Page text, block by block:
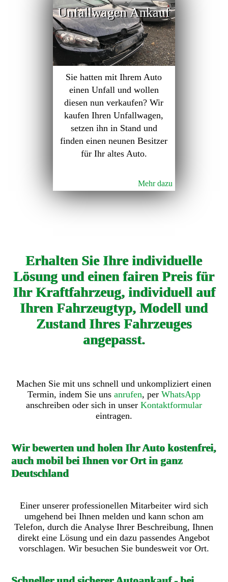
Unfallwagen Ankauf
Sie hatten mit Ihrem Auto
einen Unfall und wollen
diesen nun verkaufen? Wir
kaufen Ihren Unfallwagen,
setzen ihn in Stand und
finden einen neunen Besitzer
für Ihr altes Auto.
Mehr dazu
Erhalten Sie Ihre individuelle
Lösung und einen fairen Preis für
Ihr Kraftfahrzeug, individuell auf
Ihren Fahrzeugtyp, Modell und
Zustand Ihres Fahrzeuges
angepasst.
Machen Sie mit uns schnell und unkompliziert einen
Termin, indem Sie uns anrufen, per WhatsApp
anschreiben oder sich in unser Kontaktformular
eintragen.
Wir bewerten und holen Ihr Auto kostenfrei,
auch mobil bei Ihnen vor Ort in ganz
Deutschland
Einer unserer professionellen Mitarbeiter wird sich
umgehend bei Ihnen melden und kann schon am
Telefon, durch die Analyse Ihrer Beschreibung, Ihnen
direkt eine Lösung und ein dazu passendes Angebot
vorschlagen. Wir besuchen Sie bundesweit vor Ort.